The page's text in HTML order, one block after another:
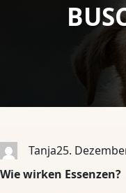
Tanja25.
Wie wirken Essenzen?